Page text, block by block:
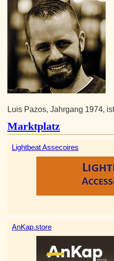
Luis Pazos, Jahrgang 1974,
Marktplatz
Lightbeat Assecoires
AnKap.store